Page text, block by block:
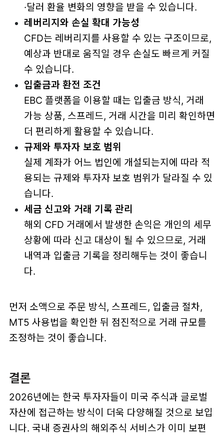
·달러 환율 변화의 영향을 받을 수 있습니다.
레버리지와 손실 확대 가능성
CFD는 레버리지를 사용할 수 있는 구조이므로,
예상과 반대로 움직일 경우 손실도 빠르게 커질
수 있습니다.
입출금과 환전 조건
EBC 플랫폼을 이용할 때는 입출금 방식, 거래
가능 상품, 스프레드, 거래 시간을 미리 확인하면
더 편리하게 활용할 수 있습니다.
규제와 투자자 보호 범위
실제 계좌가 어느 법인에 개설되는지에 따라 적
용되는 규제와 투자자 보호 범위가 달라질 수 있
습니다.
세금 신고와 거래 기록 관리
해외 CFD 거래에서 발생한 손익은 개인의 세무
상황에 따라 신고 대상이 될 수 있으므로, 거래
내역과 입출금 기록을 정리해두는 것이 좋습니
다.
먼저 소액으로 주문 방식, 스프레드, 입출금 절차,
MT5 사용법을 확인한 뒤 점진적으로 거래 규모를
조정하는 것이 좋습니다.
결론
2026년에는 한국 투자자들이 미국 주식과 글로벌
자산에 접근하는 방식이 더욱 다양해질 것으로 보입
니다. 국내 증권사의 해외주식 서비스가 이미 보편